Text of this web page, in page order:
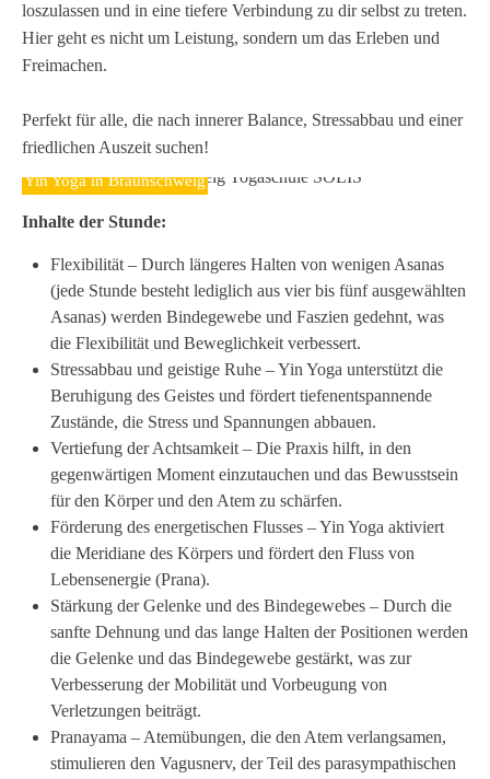
loszulassen und in eine tiefere Verbindung zu dir selbst zu treten.
Hier geht es nicht um Leistung, sondern um das Erleben und
Freimachen.
Perfekt für alle, die nach innerer Balance, Stressabbau und einer
friedlichen Auszeit suchen!
Yin Yoga in Braunschweig
Inhalte der Stunde:
Flexibilität – Durch längeres Halten von wenigen Asanas
(jede Stunde besteht lediglich aus vier bis fünf ausgewählten
Asanas) werden Bindegewebe und Faszien gedehnt, was
die Flexibilität und Beweglichkeit verbessert.
Stressabbau und geistige Ruhe – Yin Yoga unterstützt die
Beruhigung des Geistes und fördert tiefenentspannende
Zustände, die Stress und Spannungen abbauen.
Vertiefung der Achtsamkeit – Die Praxis hilft, in den
gegenwärtigen Moment einzutauchen und das Bewusstsein
für den Körper und den Atem zu schärfen.
Förderung des energetischen Flusses – Yin Yoga aktiviert
die Meridiane des Körpers und fördert den Fluss von
Lebensenergie (Prana).
Stärkung der Gelenke und des Bindegewebes – Durch die
sanfte Dehnung und das lange Halten der Positionen werden
die Gelenke und das Bindegewebe gestärkt, was zur
Verbesserung der Mobilität und Vorbeugung von
Verletzungen beiträgt.
Pranayama – Atemübungen, die den Atem verlangsamen,
stimulieren den Vagusnerv, der Teil des parasympathischen